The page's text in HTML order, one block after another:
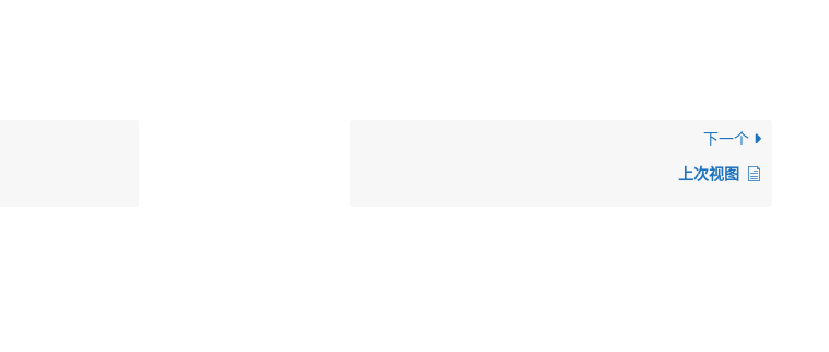
下一个
上次视图